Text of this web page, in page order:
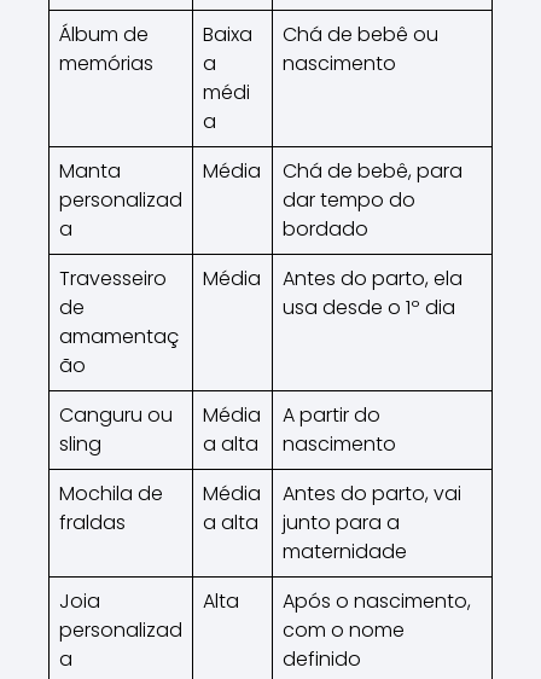
Álbum de
memórias
Baixa
a
médi
a
Chá de bebê ou
nascimento
Manta
personalizad
a
Média
Chá de bebê, para
dar tempo do
bordado
Travesseiro
de
amamentaç
ão
Média
Antes do parto, ela
usa desde o 1º dia
Canguru ou
sling
Média
a alta
A partir do
nascimento
Mochila de
fraldas
Média
a alta
Antes do parto, vai
junto para a
maternidade
Joia
personalizad
a
Alta
Após o nascimento,
com o nome
definido